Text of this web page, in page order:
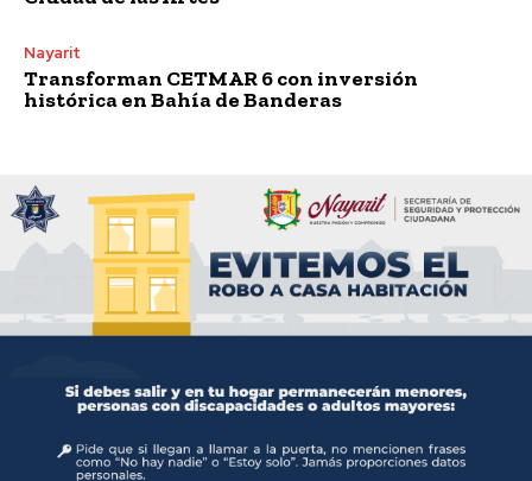
Nayarit
Transforman CETMAR 6 con inversión
histórica en Bahía de Banderas